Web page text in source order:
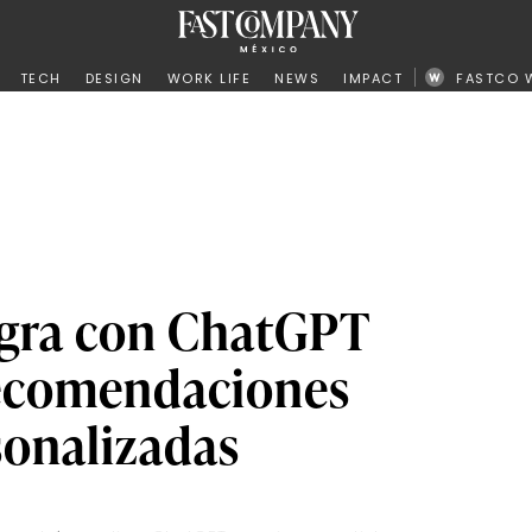
TECH DESIGN WORK LIFE NEWS IMPACT FASTCO
con ChatGPT